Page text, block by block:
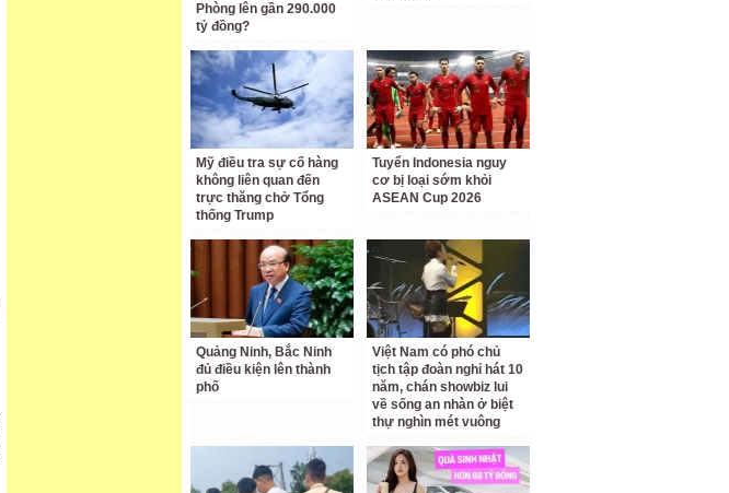
Phòng lên gần 290.000
tỷ đồng?
Mỹ điều tra sự cố hàng
không liên quan đến
trực thăng chở Tổng
thống Trump
Tuyển Indonesia nguy
cơ bị loại sớm khỏi
ASEAN Cup 2026
Quảng Ninh, Bắc Ninh
đủ điều kiện lên thành
phố
Việt Nam có phó chủ
tịch tập đoàn nghỉ hát 10
năm, chán showbiz lui
về sống an nhàn ở biệt
thự nghìn mét vuông